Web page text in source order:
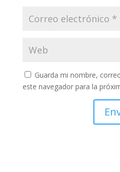
Guarda mi nombre,
este navegador para la